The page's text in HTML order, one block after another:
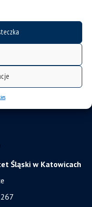
Śląski w Katowicach